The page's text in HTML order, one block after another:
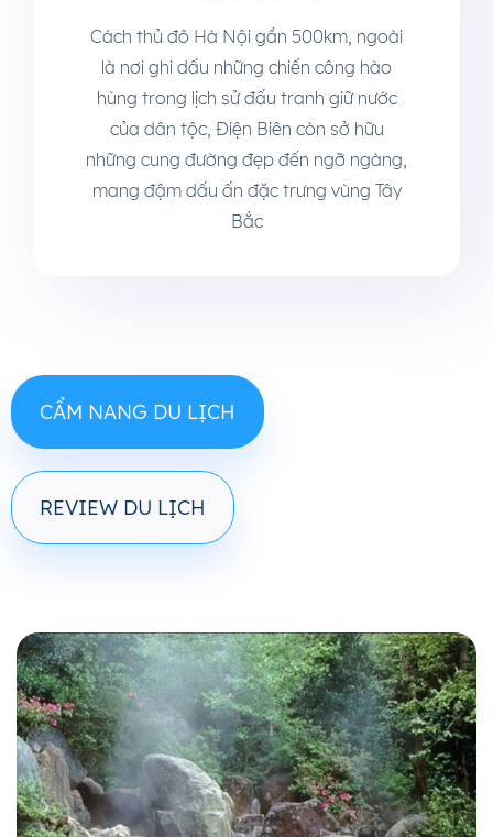
Cách thủ đô Hà Nội gần 500km, ngoài
là nơi ghi dấu những chiến công hào
hùng trong lịch sử đấu tranh giữ nước
của dân tộc, Điện Biên còn sở hữu
những cung đường đẹp đến ngỡ ngàng,
mang đậm dấu ấn đặc trưng vùng Tây
Bắc
CẨM NANG DU LỊCH
REVIEW DU LỊCH